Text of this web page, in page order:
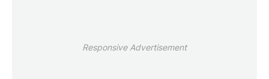
Responsive Advertisement